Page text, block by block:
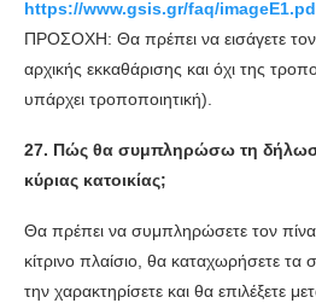
https://www.gsis.gr/faq/
ΠΡΟΣΟΧΗ: Θα πρέπει να εισάγετε τον
αρχικής εκκαθάρισης και όχι της
υπάρχει τροποποιητική).
27. Πώς θα συμπληρώσω τη
κύριας κατοικίας;
Θα πρέπει να συμπληρώσετε τον
κίτρινο πλαίσιο, θα καταχωρήσετε τα
την χαρακτηρίσετε και θα επιλέξετε